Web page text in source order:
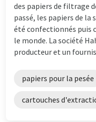
des papiers de filtrage
passé, les papiers de la
été confectionnés puis
le monde. La société
producteur et un
papiers pour la pesée
cartouches